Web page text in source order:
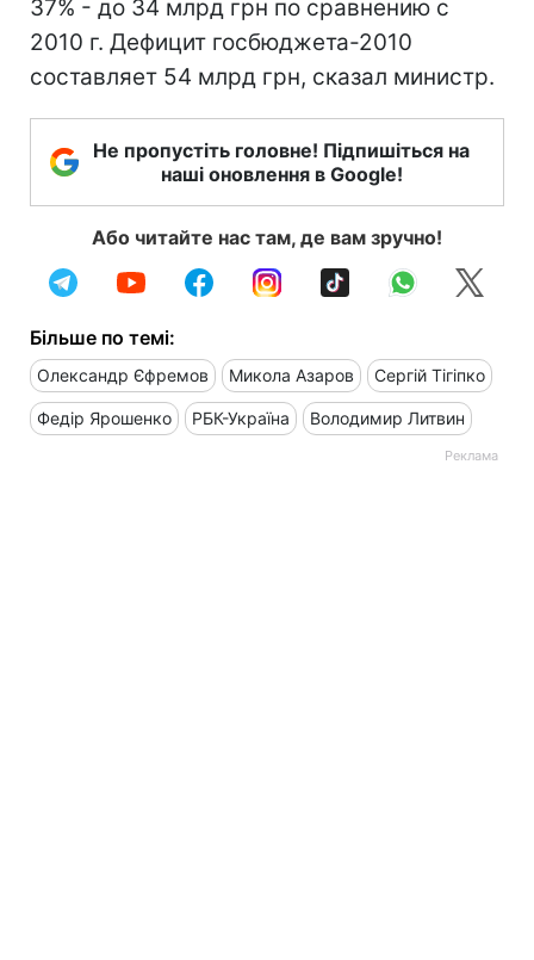
37% - до 34 млрд грн по сравнению с
2010 г. Дефицит госбюджета-2010
составляет 54 млрд грн, сказал министр.
Не пропустіть головне! Підпишіться на
наші оновлення в Google!
Або читайте нас там, де вам зручно!
Більше по темі:
Олександр Єфремов Микола Азаров Сергій Тігіпко
Федір Ярошенко РБК-Україна Володимир Литвин